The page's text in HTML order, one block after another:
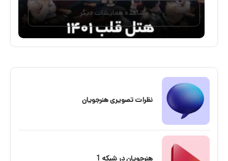
مشاهده همایشات دیگر
نظرات تصویری هنرجویان